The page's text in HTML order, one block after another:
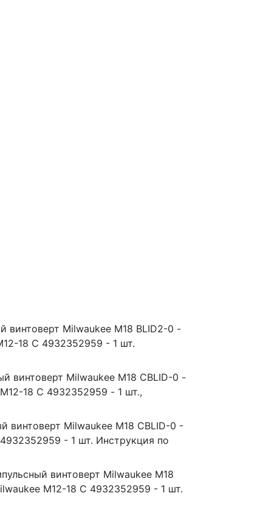
винтоверт Milwaukee M18 BLID2-0 -
18 C 4932352959 - 1 шт.
винтоверт Milwaukee M18 CBLID-0 -
18 C 4932352959 - 1 шт.,
винтоверт Milwaukee M18 CBLID-0 -
- 1 шт. Инструкция по